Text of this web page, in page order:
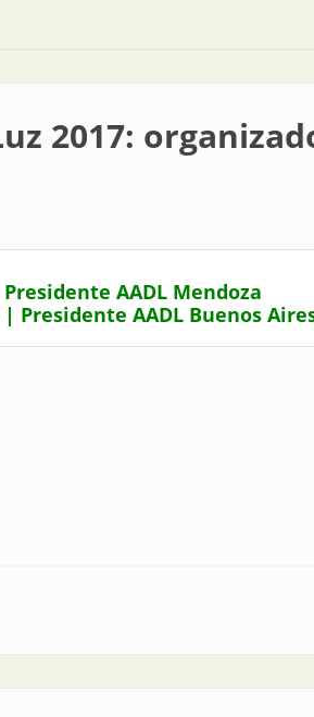
2017:
AADL Mendoza
Presidente AADL Buenos
contentos